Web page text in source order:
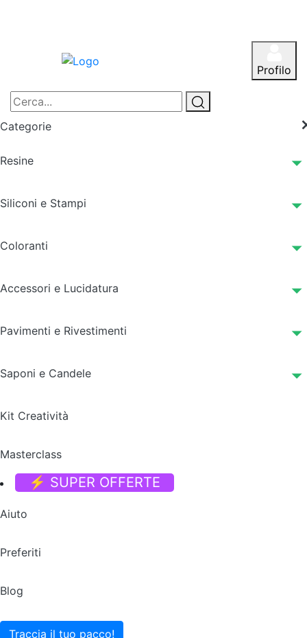
Profilo
Categorie
Resine
Siliconi e Stampi
Coloranti
Accessori e Lucidatura
Pavimenti e Rivestimenti
Saponi e Candele
Kit Creatività
Masterclass
⚡ SUPER OFFERTE
Aiuto
Preferiti
Blog
Traccia il tuo pacco!